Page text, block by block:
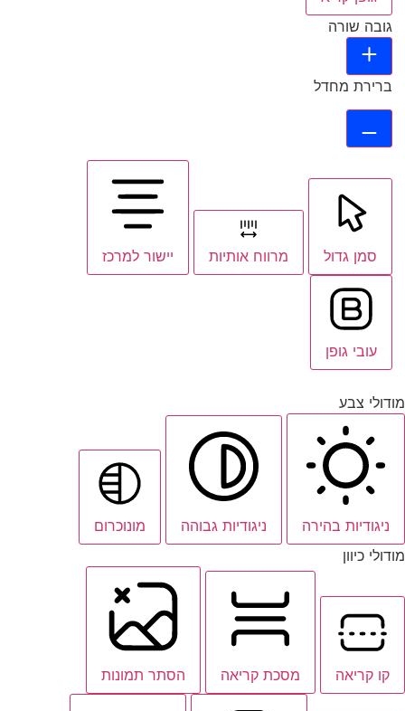
גובה שורה
ברירת מחדל
סמן גדול מרווח אותיות יישור למרכז
עובי גופן
מודולי צבע
ניגודיות בהירה ניגודיות גבוהה
מונוכרום
מודולי כיוון
קו קריאה מסכת קריאה הסתר תמונות